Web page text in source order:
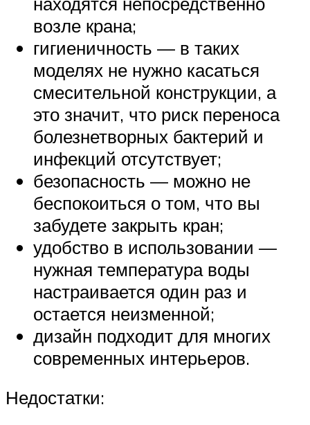
возле крана;
гигиеничность — в таких
моделях не нужно касаться
смесительной конструкции, а
это значит, что риск переноса
болезнетворных бактерий и
инфекций отсутствует;
безопасность — можно не
беспокоиться о том, что вы
забудете закрыть кран;
удобство в использовании —
нужная температура воды
настраивается один раз и
остается неизменной;
дизайн подходит для многих
современных интерьеров.
Недостатки: